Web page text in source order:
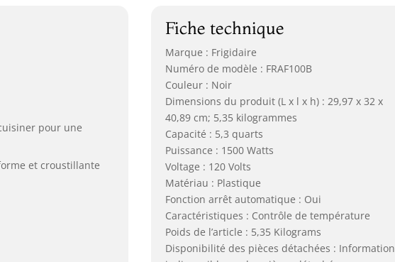
pour une
et croustillante
Fiche technique
Marque : Frigidaire
Numéro de modèle : FRAF100B
Couleur : Noir
Dimensions du produit (L x l x h) : 29,97 x 32 x
40,89 cm; 5,35 kilogrammes
Capacité : 5,3 quarts
Puissance : 1500 Watts
Voltage : 120 Volts
Matériau : Plastique
Fonction arrêt automatique : Oui
Caractéristiques : Contrôle de température
Poids de l’article : 5,35 Kilograms
Disponibilité des pièces détachées : Information